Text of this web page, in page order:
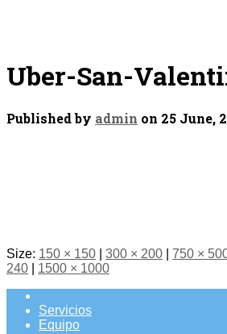
Uber-San-
Published by admin on 25 June,
Size: 150 × 150 300 × 200 750 ×
240
1500 × 1000
Servicios
Equipo